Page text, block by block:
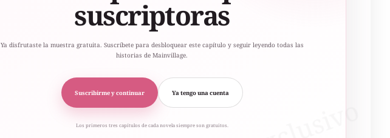
suscriptoras
Ya disfrutaste la muestra gratuita. Suscríbete para desbloquear este capítulo y seguir leyendo todas las
historias de Mainvillage.
Suscribirme y continuar Ya tengo una cuenta
Los primeros tres capítulos de cada novela siempre son gratuitos.